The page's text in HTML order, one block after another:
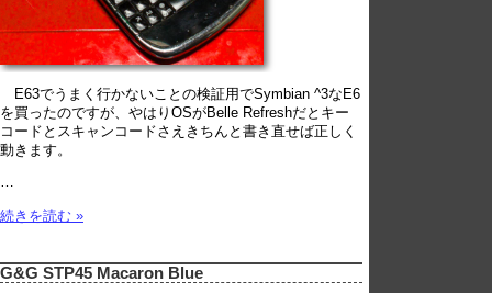
E63でうまく行かないことの検証用でSymbian ^3なE6
を買ったのですが、やはりOSがBelle Refreshだとキー
コードとスキャンコードさえきちんと書き直せば正しく
動きます。
…
続きを読む »
G&G STP45 Macaron Blue